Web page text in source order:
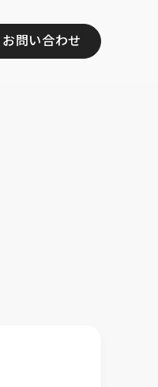
お問い合わせ